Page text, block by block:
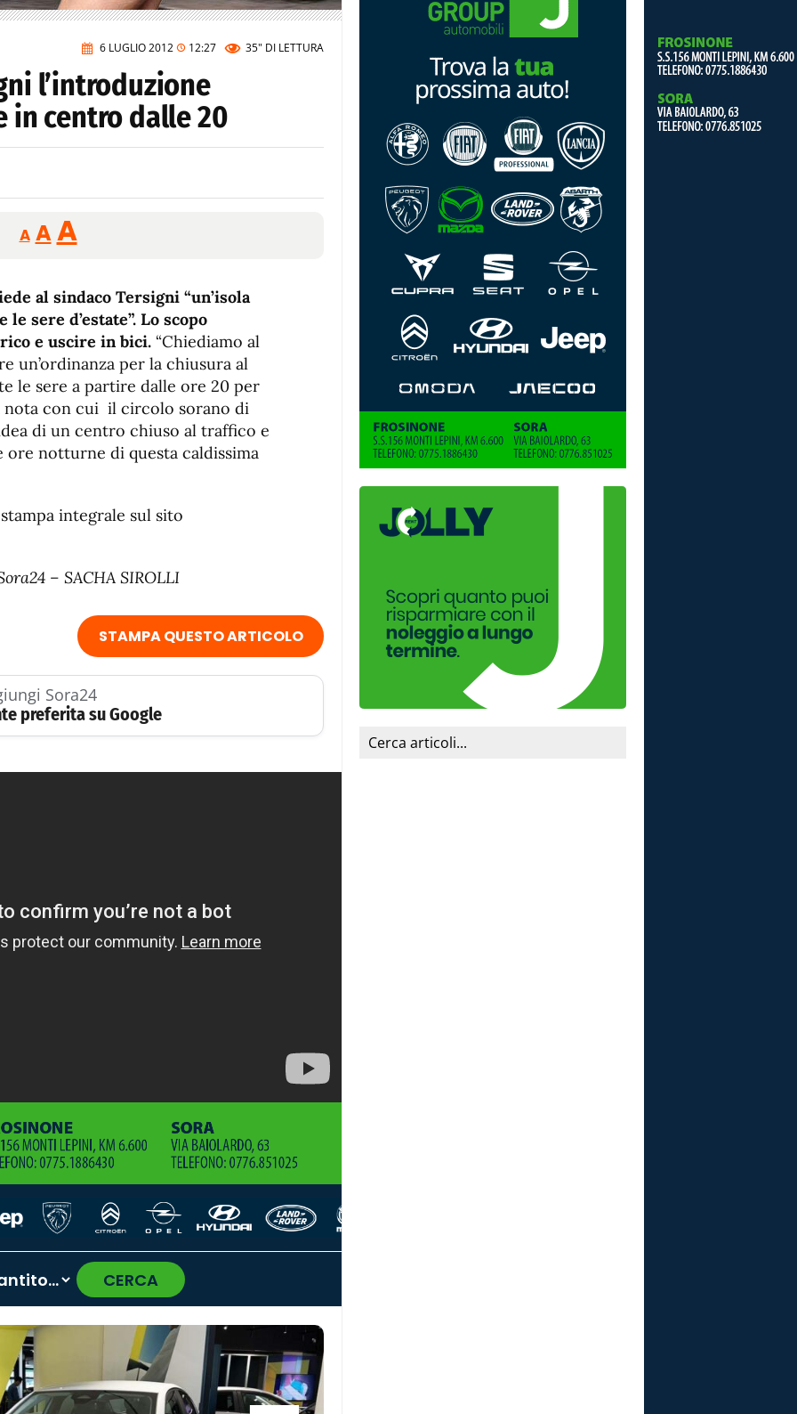
6 LUGLIO 2012 12:27 35" DI LETTURA
l’introduzione
in centro dalle 20
A
Reducir
tamaño
A Restablecer
tamaño
de
fuente
AAumentar
de
fuente.
al sindaco Tersigni “un’isola
sere d’estate”. Lo scopo
e uscire in bici. “Chiediamo al
un’ordinanza per la chiusura al
le sere a partire dalle ore 20 per
nota con cui il circolo sorano di
di un centro chiuso al traffico e
notturne di questa caldissima
integrale sul sito
– SACHA SIROLLI
STAMPA QUESTO ARTICOLO
Sora24
preferita su Google
CERCA
›